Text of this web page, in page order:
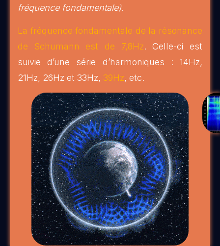
fréquence fondamentale).
La fréquence fondamentale de la résonance
de Schumann est de 7,8Hz. Celle-ci est
suivie d’une série d’harmoniques : 14Hz,
21Hz, 26Hz et 33Hz, 39Hz, etc.